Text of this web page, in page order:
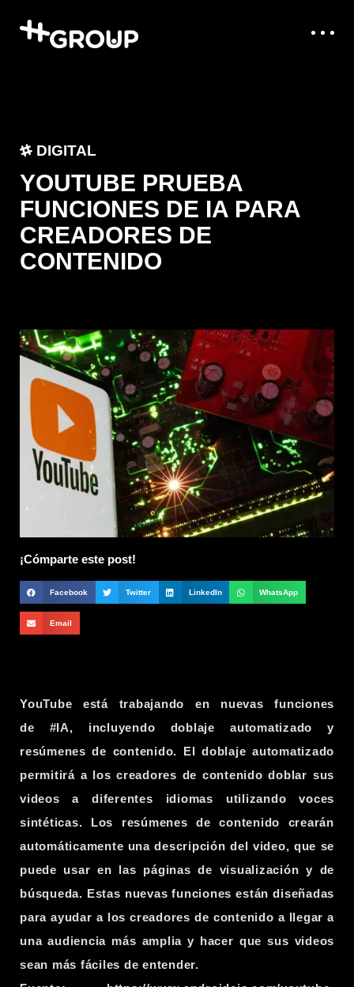
DIGITAL
YOUTUBE PRUEBA
FUNCIONES DE IA PARA
CREADORES DE
CONTENIDO
¡Cómparte este post!
Facebook Twitter LinkedIn WhatsApp
Email
YouTube está trabajando en nuevas funciones
de #IA, incluyendo doblaje automatizado y
resúmenes de contenido. El doblaje automatizado
permitirá a los creadores de contenido doblar sus
videos a diferentes idiomas utilizando voces
sintéticas. Los resúmenes de contenido crearán
automáticamente una descripción del video, que se
puede usar en las páginas de visualización y de
búsqueda. Estas nuevas funciones están diseñadas
para ayudar a los creadores de contenido a llegar a
una audiencia más amplia y hacer que sus videos
sean más fáciles de entender.